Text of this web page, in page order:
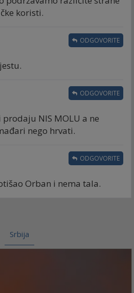
koristi.
ODGOVORITE
NIS MOLU a ne
nego hrvati.
ODGOVORITE
Orban i nema tala.
ODGOVORITE
Srbija